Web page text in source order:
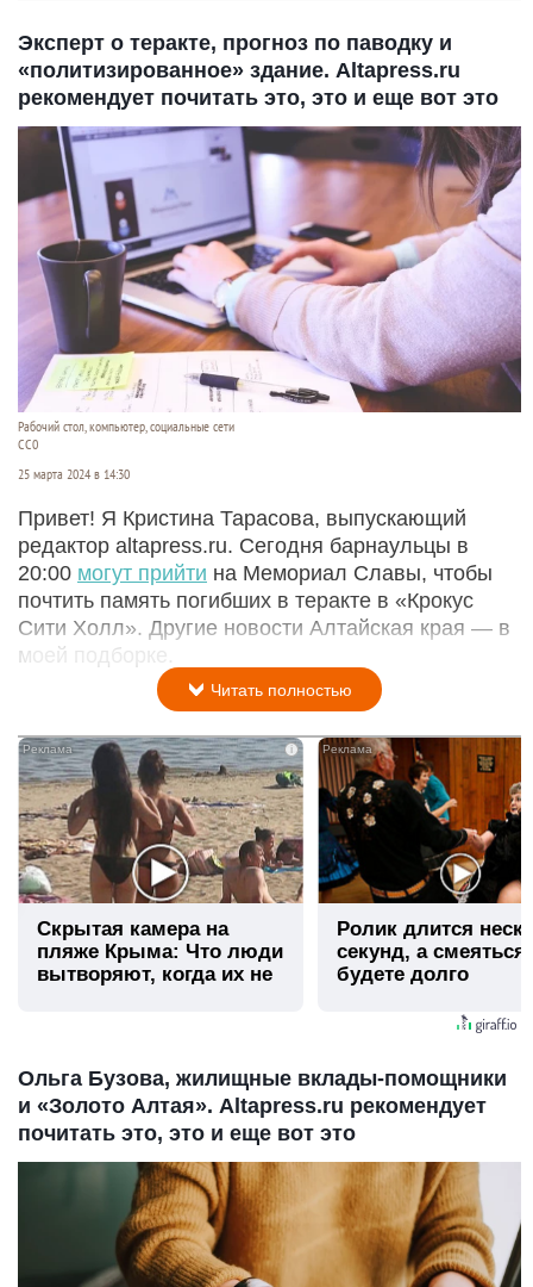
Эксперт о теракте, прогноз по паводку и
«политизированное» здание. Altapress.ru
рекомендует почитать это, это и еще вот это
Рабочий стол, компьютер, социальные сети
СС0
25 марта 2024 в 14:30
Привет! Я Кристина Тарасова, выпускающий
редактор altapress.ru. Сегодня барнаульцы в
20:00 могут прийти на Мемориал Славы, чтобы
почтить память погибших в теракте в «Крокус
Сити Холл». Другие новости Алтайская края — в
моей подборке.
Читать полностью
i
Скрытая камера на
пляже Крыма: Что люди
вытворяют, когда их не
Ролик длится
секунд, а
будете долго
Ольга Бузова, жилищные вклады-помощники
и «Золото Алтая». Altapress.ru рекомендует
почитать это, это и еще вот это